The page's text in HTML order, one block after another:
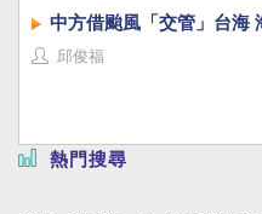
中方借颱風「交管」台海
邱俊福
熱門搜尋